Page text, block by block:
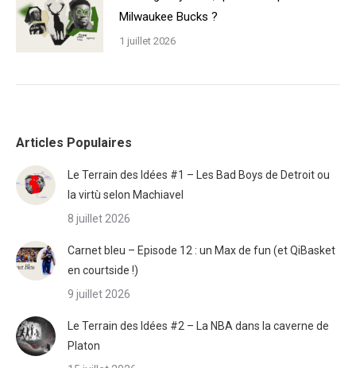
Milwaukee Bucks ?
1 juillet 2026
Articles Populaires
Le Terrain des Idées #1 – Les Bad Boys de Detroit ou
la virtù selon Machiavel
8 juillet 2026
Carnet bleu – Episode 12 : un Max de fun (et QiBasket
en courtside !)
9 juillet 2026
Le Terrain des Idées #2 – La NBA dans la caverne de
Platon